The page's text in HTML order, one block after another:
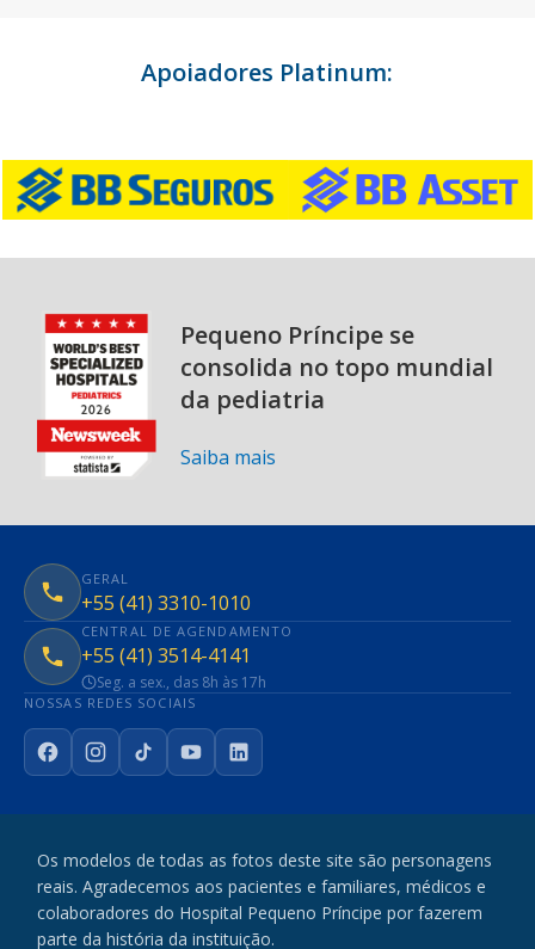
Apoiadores Platinum:
Pequeno Príncipe se
consolida no topo mundial
da pediatria
Saiba mais
GERAL
+55 (41) 3310-1010
CENTRAL DE AGENDAMENTO
+55 (41) 3514-4141
Seg. a sex., das 8h às 17h
NOSSAS REDES SOCIAIS
FacebookInstagram
TikTokYouTubeLinkedIn
Os modelos de todas as fotos deste site são personagens
reais. Agradecemos aos pacientes e familiares, médicos e
colaboradores do Hospital Pequeno Príncipe por fazerem
parte da história da instituição.